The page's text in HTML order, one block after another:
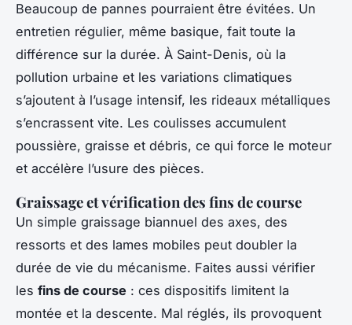
Beaucoup de pannes pourraient être évitées. Un
entretien régulier, même basique, fait toute la
différence sur la durée. À Saint-Denis, où la
pollution urbaine et les variations climatiques
s’ajoutent à l’usage intensif, les rideaux métalliques
s’encrassent vite. Les coulisses accumulent
poussière, graisse et débris, ce qui force le moteur
et accélère l’usure des pièces.
Graissage et vérification des fins de course
Un simple graissage biannuel des axes, des
ressorts et des lames mobiles peut doubler la
durée de vie du mécanisme. Faites aussi vérifier
les fins de course : ces dispositifs limitent la
montée et la descente. Mal réglés, ils provoquent